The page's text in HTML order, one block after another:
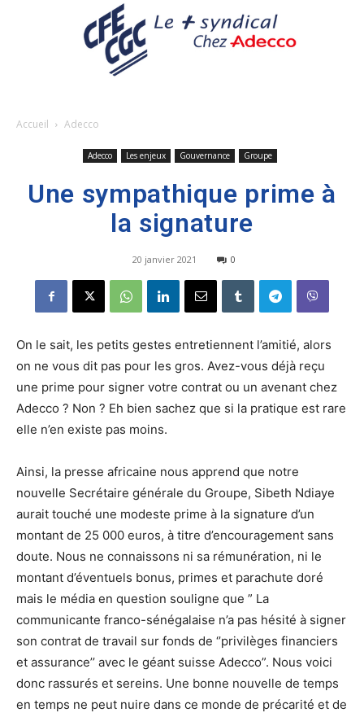
Accueil Adecco
Adecco Les enjeux Gouvernance Groupe
Une sympathique prime à
la signature
20 janvier 2021 0
On le sait, les petits gestes entretiennent l’amitié, alors
on ne vous dit pas pour les gros. Avez-vous déjà reçu
une prime pour signer votre contrat ou un avenant chez
Adecco ? Non ? Eh bien sachez que si la pratique est rare
elle n’en existe pas moins.
Ainsi, la presse africaine nous apprend que notre
nouvelle Secrétaire générale du Groupe, Sibeth Ndiaye
aurait touché une modeste prime à la signature d’un
montant de 25 000 euros, à titre d’encouragement sans
doute. Nous ne connaissons ni sa rémunération, ni le
montant d’éventuels bonus, primes et parachute doré
mais le média en question souligne que ” La
communicante franco-sénégalaise n’a pas hésité à signer
son contrat de travail sur fonds de ‘’privilèges financiers
et assurance’’ avec le géant suisse Adecco”. Nous voici
donc rassurés et sereins. Une bonne nouvelle de temps
en temps ne peut nuire dans ce monde de précarité et de